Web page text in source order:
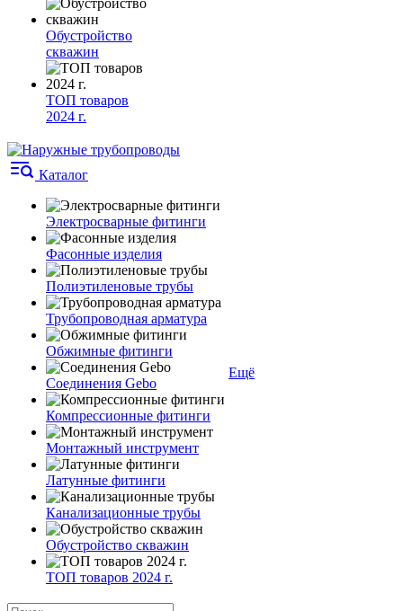
Обустройство
скважин
ТОП товаров
2024 г.
Каталог
Электросварные фитинги
Фасонные изделия
Полиэтиленовые трубы
Трубопроводная арматура
Обжимные фитинги
Соединения Gebo
Компрессионные фитинги
Монтажный инструмент
Латунные фитинги
Канализационные трубы
Обустройство скважин
ТОП товаров 2024 г.
Ещё